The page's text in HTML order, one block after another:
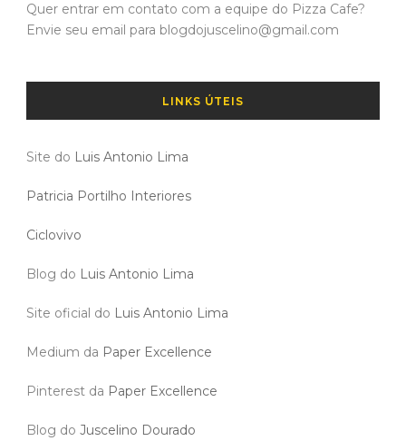
Quer entrar em contato com a equipe do Pizza Cafe?
Envie seu email para blogdojuscelino@gmail.com
LINKS ÚTEIS
Site do Luis Antonio Lima
Patricia Portilho Interiores
Ciclovivo
Blog do Luis Antonio Lima
Site oficial do Luis Antonio Lima
Medium da Paper Excellence
Pinterest da Paper Excellence
Blog do Juscelino Dourado